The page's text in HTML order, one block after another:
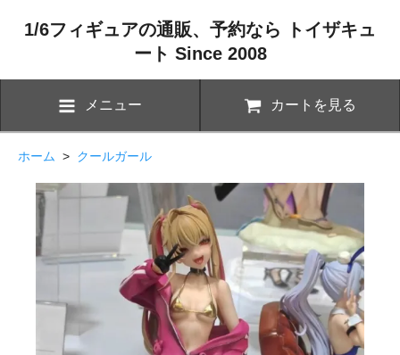
1/6フィギュアの通販、予約なら トイザキュ
ート Since 2008
メニュー カートを見る
ホーム > クールガール